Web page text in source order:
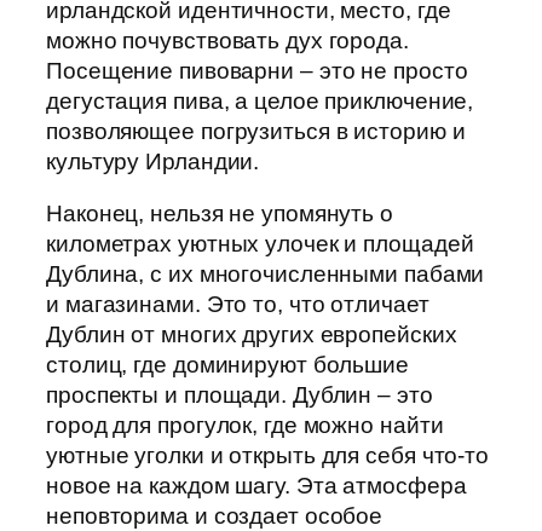
ирландской идентичности, место, где
можно почувствовать дух города.
Посещение пивоварни – это не просто
дегустация пива, а целое приключение,
позволяющее погрузиться в историю и
культуру Ирландии.
Наконец, нельзя не упомянуть о
километрах уютных улочек и площадей
Дублина, с их многочисленными пабами
и магазинами. Это то, что отличает
Дублин от многих других европейских
столиц, где доминируют большие
проспекты и площади. Дублин – это
город для прогулок, где можно найти
уютные уголки и открыть для себя что-то
новое на каждом шагу. Эта атмосфера
неповторима и создает особое